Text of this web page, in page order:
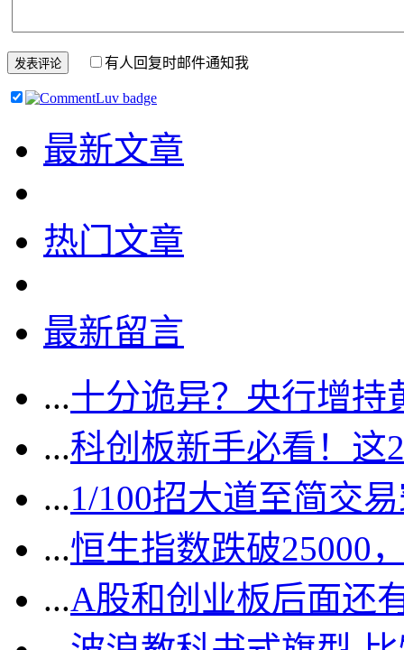
有人回复时邮件通知我
最新文章
热门文章
最新留言
...十分诡异？央行增持
...科创板新手必看！这
...1/100招大道至简交
...恒生指数跌破25000
...A股和创业板后面还